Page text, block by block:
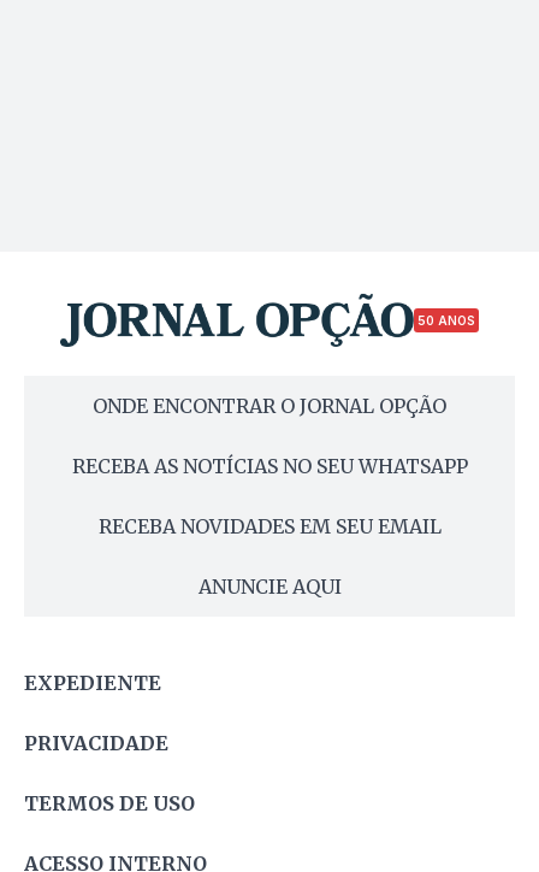
50 ANOS
ONDE ENCONTRAR O JORNAL OPÇÃO
RECEBA AS NOTÍCIAS NO SEU WHATSAPP
RECEBA NOVIDADES EM SEU EMAIL
ANUNCIE AQUI
EXPEDIENTE
PRIVACIDADE
TERMOS DE USO
ACESSO INTERNO